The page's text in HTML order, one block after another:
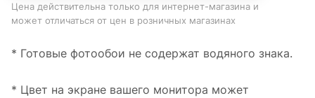
Цена действительна только для интернет-магазина и
может отличаться от цен в розничных магазинах
* Готовые фотообои не содержат водяного знака.
* Цвет на экране вашего монитора может